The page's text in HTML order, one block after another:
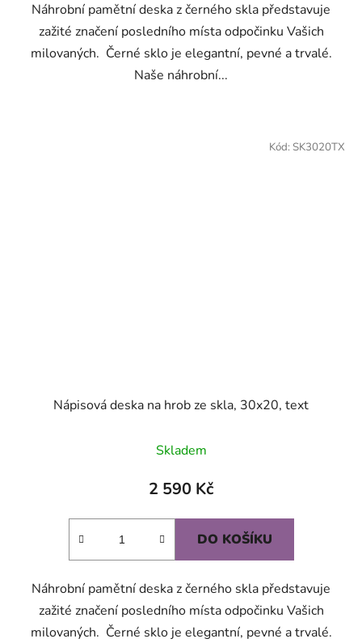
Náhrobní pamětní deska z černého skla představuje
zažité značení posledního místa odpočinku Vašich
milovaných. Černé sklo je elegantní, pevné a trvalé.
Naše náhrobní...
Nápisová deska na hrob ze skla, 30x20, text
Skladem
2 590 Kč
DO KOŠÍKU
Náhrobní pamětní deska z černého skla představuje
zažité značení posledního místa odpočinku Vašich
milovaných. Černé sklo je elegantní, pevné a trvalé.
Kód: SK3020TX